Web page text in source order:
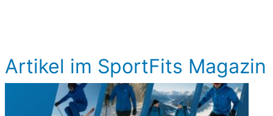
Artikel im SportFits Magazin